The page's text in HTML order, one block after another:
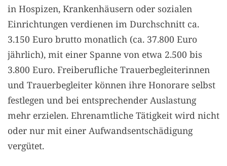
in Hospizen, Krankenhäusern oder sozialen
Einrichtungen verdienen im Durchschnitt ca.
3.150 Euro brutto monatlich (ca. 37.800 Euro
jährlich), mit einer Spanne von etwa 2.500 bis
3.800 Euro. Freiberufliche Trauerbegleiterinnen
und Trauerbegleiter können ihre Honorare selbst
festlegen und bei entsprechender Auslastung
mehr erzielen. Ehrenamtliche Tätigkeit wird nicht
oder nur mit einer Aufwandsentschädigung
vergütet.